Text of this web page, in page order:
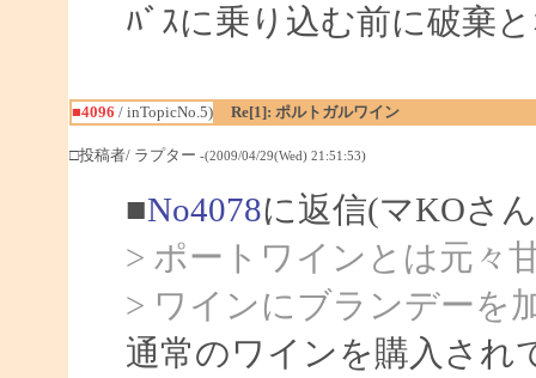
ﾊﾞｽに乗り込む前に破棄
■4096 / inTopicNo.5) Re[1]: ポルトガルワイン
□投稿者/ ラプター -(2009/04/29(Wed) 21:51:53)
■No4078に返信(マKOさ
> ポートワインとは元々
> ワインにブランデーを
通常のワインを購入され